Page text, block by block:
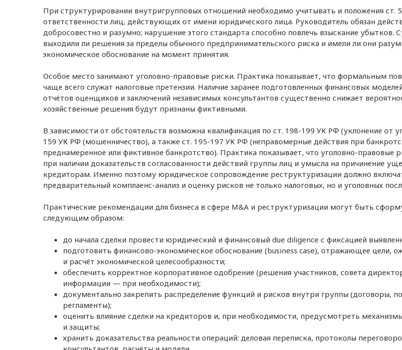
При структурировании внутригрупповых отношений необходимо учитывать и положения ст.
ответственности лиц, действующих от имени юридического лица. Руководитель обязан
добросовестно и разумно; нарушение этого стандарта способно повлечь взыскание убытков.
выходили ли решения за пределы обычного предпринимательского риска и имели ли они
экономическое обоснование на момент принятия.
Особое место занимают уголовно-правовые риски. Практика показывает, что формальным
чаще всего служат налоговые претензии. Наличие заранее подготовленных финансовых
отчётов оценщиков и заключений независимых консультантов существенно снижает
хозяйственные решения будут признаны фиктивными.
В зависимости от обстоятельств возможна квалификация по ст. 198-199 УК РФ (уклонение от
159 УК РФ (мошенничество), а также ст. 195-197 УК РФ (неправомерные действия при
преднамеренное или фиктивное банкротство). Практика показывает, что уголовно-правовые
при наличии доказательств согласованности действий группы лиц и умысла на причинение
кредиторам. Именно поэтому юридическое сопровождение реструктуризации должно
предварительный комплаенс-анализ и оценку рисков не только налоговых, но и уголовных
Практические рекомендации для бизнеса в сфере M&A и реструктуризации могут быть
следующим образом:
до начала сделки провести юридический и финансовый due diligence с фиксацией
подготовить финансово-экономическое обоснование (business case), отражающее цели,
и расчёт экономической целесообразности;
обеспечить корректное корпоративное одобрение (решения участников, совета
информации — при необходимости);
документально закрепить распределение функций и рисков внутри группы (договоры,
регламенты);
оценить влияние сделки на кредиторов и, при необходимости, предусмотреть
и защиты;
хранить доказательства реальности операций: деловая переписка, протоколы